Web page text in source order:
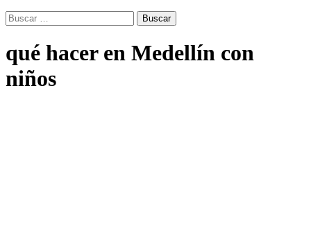
Buscar:
qué hacer en Medellín con
niños